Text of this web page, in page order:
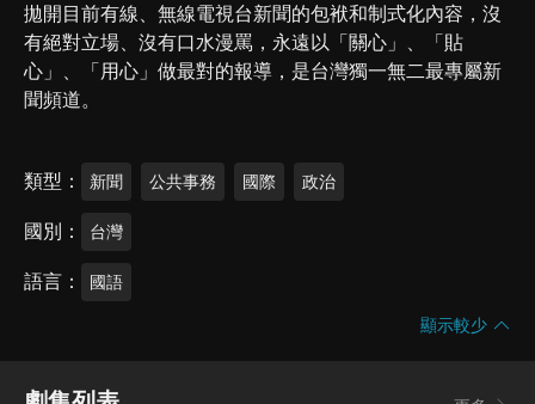
拋開目前有線、無線電視台新聞的包袱和制式化內容，沒
有絕對立場、沒有口水漫罵，永遠以「關心」、「貼
心」、「用心」做最對的報導，是台灣獨一無二最專屬新
聞頻道。
類型 新聞 公共事務 國際 政治
國別 台灣
語言 國語
顯示較少